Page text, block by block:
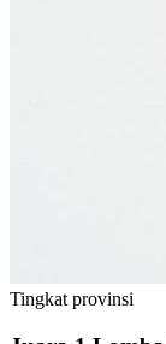
Tingkat provinsi